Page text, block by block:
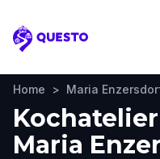
Questo
Home > Maria
Maria